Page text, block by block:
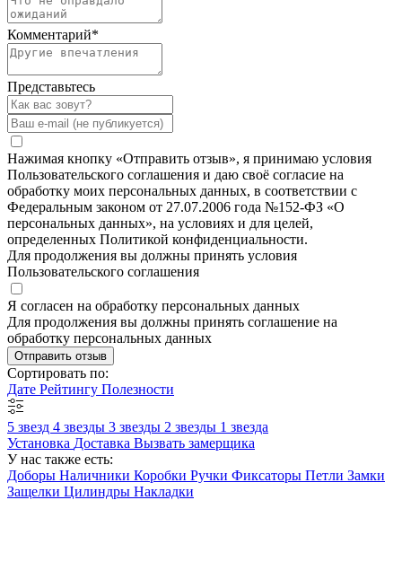
Комментарий*
Представьтесь
Нажимая кнопку «Отправить отзыв», я принимаю условия
Пользовательского соглашения и даю своё согласие на
обработку моих персональных данных, в соответствии с
Федеральным законом от 27.07.2006 года №152-ФЗ «О
персональных данных», на условиях и для целей,
определенных Политикой конфиденциальности.
Для продолжения вы должны принять условия
Пользовательского соглашения
Я согласен на обработку персональных данных
Для продолжения вы должны принять соглашение на
обработку персональных данных
Отправить отзыв
Сортировать по:
Дате Рейтингу Полезности
5 звезд 4 звезды 3 звезды 2 звезды 1 звезда
Установка Доставка Вызвать замерщика
У нас также есть:
Доборы Наличники Коробки Ручки Фиксаторы Петли Замки
Защелки Цилиндры Накладки